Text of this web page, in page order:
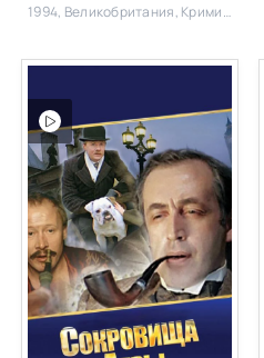
1994, Великобритания, Криминал, Детектив,